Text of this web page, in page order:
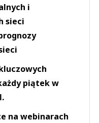
i
sieci
piątek w
na webinarach